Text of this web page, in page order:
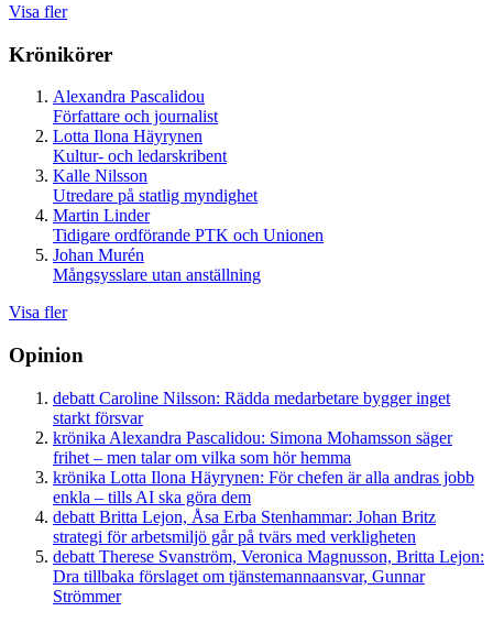
Visa fler
Krönikörer
Alexandra Pascalidou
Författare och journalist
Lotta Ilona Häyrynen
Kultur- och ledarskribent
Kalle Nilsson
Utredare på statlig myndighet
Martin Linder
Tidigare ordförande PTK och Unionen
Johan Murén
Mångsysslare utan anställning
Visa fler
Opinion
debatt Caroline Nilsson: Rädda medarbetare bygger inget
starkt försvar
krönika Alexandra Pascalidou: Simona Mohamsson säger
frihet – men talar om vilka som hör hemma
krönika Lotta Ilona Häyrynen: För chefen är alla andras jobb
enkla – tills AI ska göra dem
debatt Britta Lejon, Åsa Erba Stenhammar: Johan Britz
strategi för arbetsmiljö går på tvärs med verkligheten
debatt Therese Svanström, Veronica Magnusson, Britta Lejon:
Dra tillbaka förslaget om tjänstemannaansvar, Gunnar
Strömmer